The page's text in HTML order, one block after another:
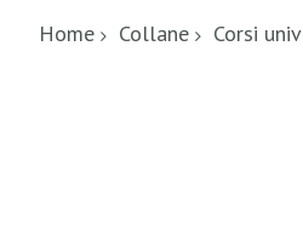
Home Collane Corsi